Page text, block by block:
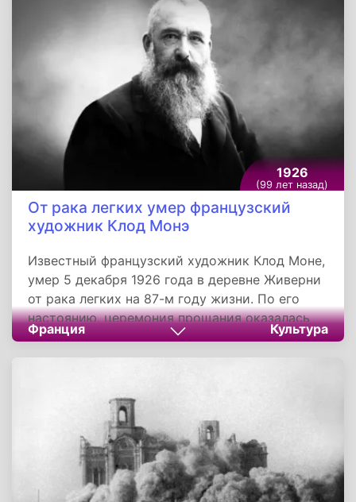
них Валентин Александрович уверенно и
вдохновенно вплетал в полотно русского
Серебряного века золотые мазки своих
потрясающих солнечных шедевров.
1926
(99 лет назад)
От рака легких умер французский
художник Клод Монэ
Известный французский художник Клод Моне,
умер 5 декабря 1926 года в деревне Живерни
от рака легких на 87-м году жизни. По его
настоянию, церемония прощания оказалась
простой и немноголюдной. Попрощаться с
художником пришло всего около пятидесяти
кладбище. Художник является один из
основателей направления живописи -
импрессионизм.
Франция Культура